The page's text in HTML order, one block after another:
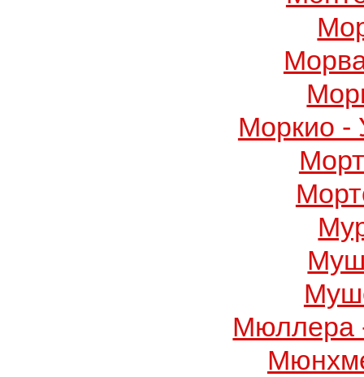
Моркио -
Мюллера